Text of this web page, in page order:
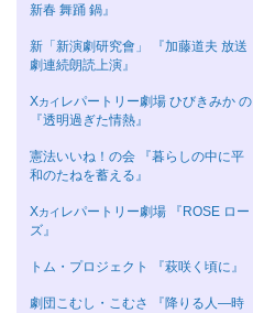
新春 舞踊 鍋』
新「新演劇研究會」 『加藤道夫 放送
劇連続朗読上演』
Χカイ レパートリー劇場 ひびきみか の
『透明過ぎた情熱』
憲法いいね！の会 『暮らしの中に平
和のたねを蓄える』
Χカイ レパートリー劇場 『ROSE ロー
ズ』
トム・プロジェクト 『萩咲く頃に』
劇団こむし・こむさ 『降りる人—時